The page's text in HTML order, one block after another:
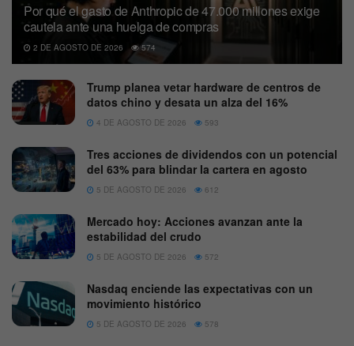
Por qué el gasto de Anthropic de 47.000 millones exige
cautela ante una huelga de compras
2 DE AGOSTO DE 2026 574
Trump planea vetar hardware de centros de
datos chino y desata un alza del 16%
4 DE AGOSTO DE 2026 593
Tres acciones de dividendos con un potencial
del 63% para blindar la cartera en agosto
5 DE AGOSTO DE 2026 612
Mercado hoy: Acciones avanzan ante la
estabilidad del crudo
5 DE AGOSTO DE 2026 572
Nasdaq enciende las expectativas con un
movimiento histórico
5 DE AGOSTO DE 2026 578